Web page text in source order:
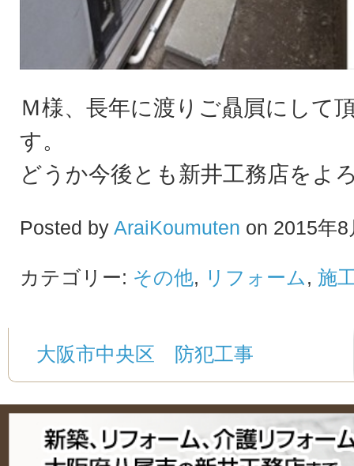
Ｍ様、長年に渡りご贔屓にして
す。
どうか今後とも新井工務店をよ
Posted by AraiKoumuten on 2015年8
カテゴリー: その他, リフォーム , 施
大阪市中央区 防犯工事